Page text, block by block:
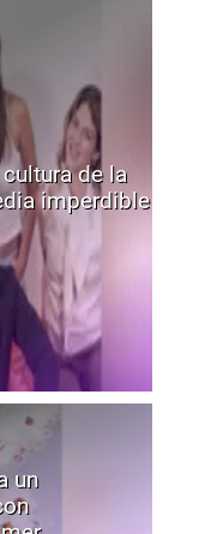
cultura de la
imperdible
un